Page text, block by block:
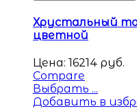
Хрустальный
цветной
Цена: 16214 руб.
Compare
Выбрать ...
Добавить в